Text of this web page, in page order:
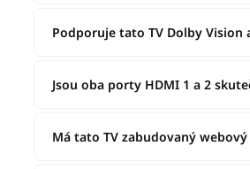
Podporuje tato TV Dolby Vision
Jsou oba porty HDMI 1 a 2
Má tato TV zabudovaný